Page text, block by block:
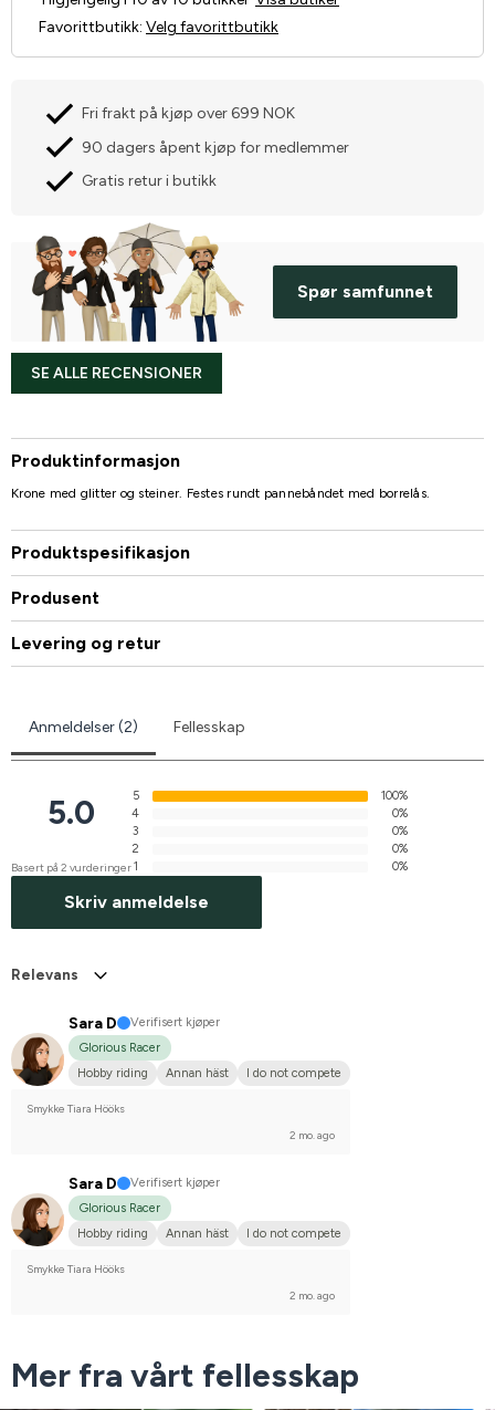
Favorittbutikk: Velg favorittbutikk
Fri frakt på kjøp over 699 NOK
90 dagers åpent kjøp for medlemmer
Gratis retur i butikk
Spør samfunnet
SE ALLE RECENSIONER
Produktinformasjon
Krone med glitter og steiner. Festes rundt pannebåndet med borrelås.
Produktspesifikasjon
Produsent
Levering og retur
Anmeldelser (2) Fellesskap
5.0
Basert på 2 vurderinger
5
100%
4
0%
3
0%
2
0%
1
0%
Skriv anmeldelse
Relevans
Sara D
Verifisert kjøper
Glorious Racer
Hobby riding
Annan häst I do not compete
Smykke Tiara Hööks
2 mo. ago
Sara D
Verifisert kjøper
Glorious Racer
Hobby riding
Annan häst I do not compete
Smykke Tiara Hööks
2 mo. ago
Mer fra vårt fellesskap